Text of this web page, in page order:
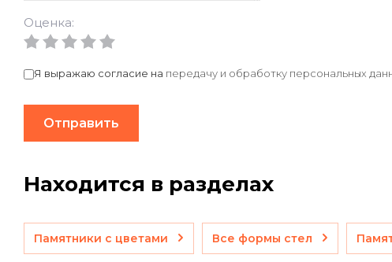
Оценка:
Я выражаю согласие на передачу и обработку персональных
Отправить
Находится в разделах
Памятники с цветами Все формы стел